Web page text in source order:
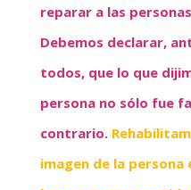
reparar a las
Debemos declarar,
todos, que lo que
persona no sólo fue
contrario.
imagen de la persona